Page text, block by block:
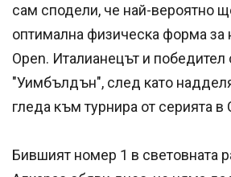
сам сподели, че най-вероятно
оптимална физическа форма за
Open. Италианецът и победител
"Уимбълдън", след като
гледа към турнира от серията в
Бившият номер 1 в световната